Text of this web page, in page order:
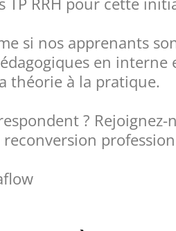
si nos apprenants
en interne
théorie à la pratique.
?